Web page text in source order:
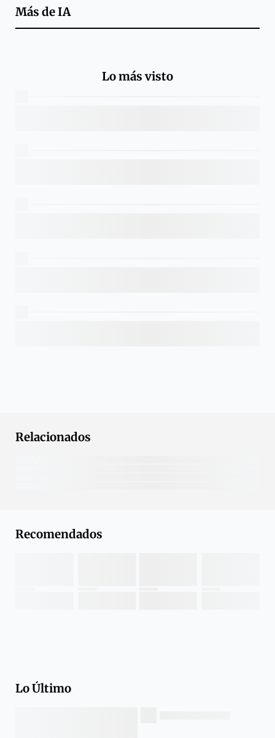
Más deIA
Lo más visto
Relacionados
Recomendados
Lo Último